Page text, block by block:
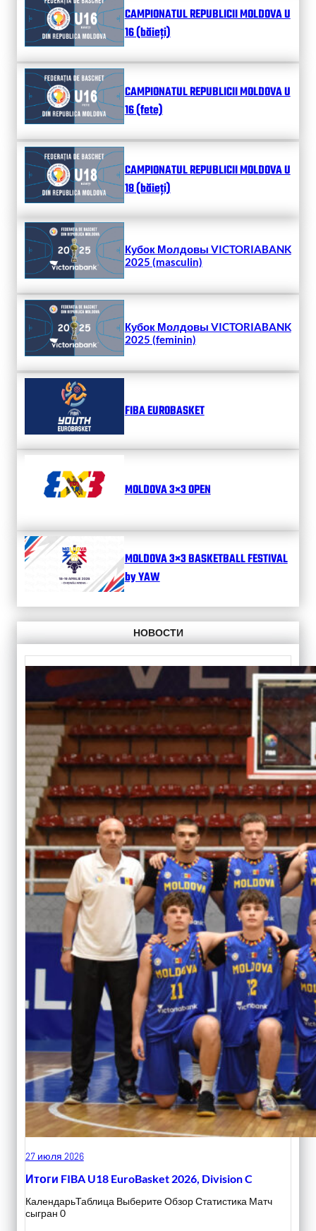
CAMPIONATUL REPUBLICII MOLDOVA U
16 (băieți)
CAMPIONATUL REPUBLICII MOLDOVA U
16 (fete)
CAMPIONATUL REPUBLICII MOLDOVA U
18 (băieți)
Кубок Молдовы VICTORIABANK
2025 (masculin)
Кубок Молдовы VICTORIABANK
2025 (feminin)
FIBA EUROBASKET
MOLDOVA 3×3 OPEN
MOLDOVA 3×3 BASKETBALL FESTIVAL
by YAW
НОВОСТИ
27 июля 2026
Итоги FIBA U18 EuroBasket 2026, Division C
КалендарьТаблица Выберите Обзор Статистика Матч
сыгран 0